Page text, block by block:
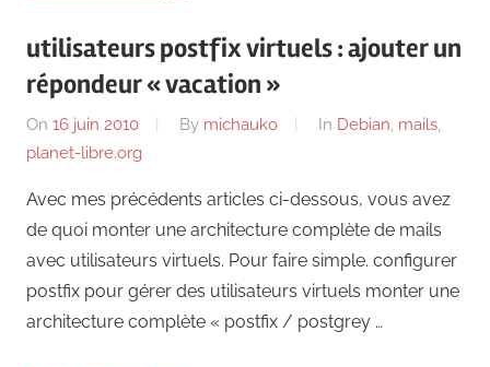
utilisateurs postfix virtuels : ajouter un
répondeur « vacation »
On 16 juin 2010 By michauko In Debian, mails,
planet-libre.org
Avec mes précédents articles ci-dessous, vous avez
de quoi monter une architecture complète de mails
avec utilisateurs virtuels. Pour faire simple. configurer
postfix pour gérer des utilisateurs virtuels monter une
architecture complète « postfix / postgrey …